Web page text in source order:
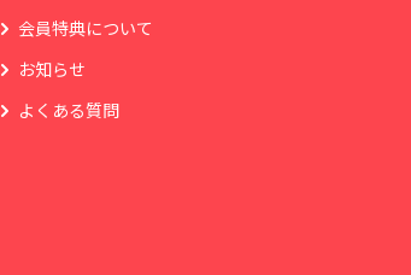
会員特典について
お知らせ
よくある質問